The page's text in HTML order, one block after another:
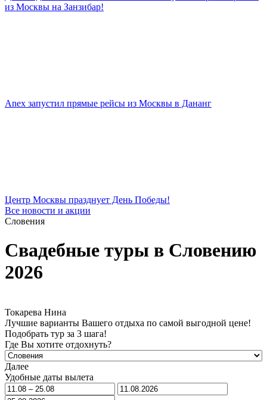
из Москвы на Занзибар!
Anex запустил прямые рейсы из Москвы в Дананг
Центр Москвы празднует День Победы!
Все новости и акции
Словения
Свадебные туры в Словению
2026
Токарева Нина
Лучшие варианты Вашего отдыха по самой выгодной цене!
Подобрать тур за 3 шага!
Где Вы хотите отдохнуть?
Далее
Удобные даты вылета